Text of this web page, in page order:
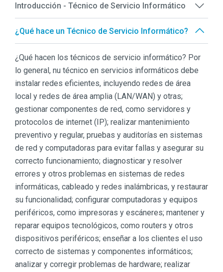
Introducción - Técnico de Servicio Informático
¿Qué hace un Técnico de Servicio Informático?
¿Qué hacen los técnicos de servicio informático? Por
lo general, nu técnico en servicios informáticos debe
instalar redes eficientes, incluyendo redes de área
local y redes de área amplia (LAN/WAN) y otras;
gestionar componentes de red, como servidores y
protocolos de internet (IP); realizar mantenimiento
preventivo y regular, pruebas y auditorías en sistemas
de red y computadoras para evitar fallas y asegurar su
correcto funcionamiento; diagnosticar y resolver
errores y otros problemas en sistemas de redes
informáticas, cableado y redes inalámbricas, y restaurar
su funcionalidad; configurar computadoras y equipos
periféricos, como impresoras y escáneres; mantener y
reparar equipos tecnológicos, como routers y otros
dispositivos periféricos; enseñar a los clientes el uso
correcto de sistemas y componentes informáticos;
analizar y corregir problemas de hardware; realizar